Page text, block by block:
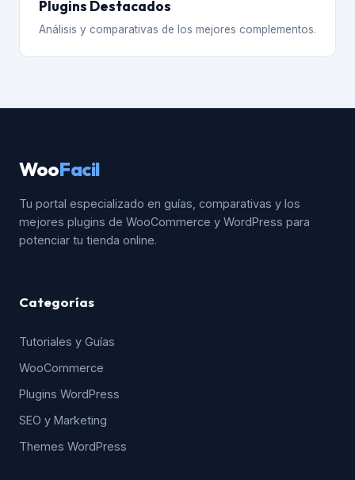
Plugins Destacados
Análisis y comparativas de los mejores complementos.
WooFacil
Tu portal especializado en guías, comparativas y los
mejores plugins de WooCommerce y WordPress para
potenciar tu tienda online.
Categorías
Tutoriales y Guías
WooCommerce
Plugins WordPress
SEO y Marketing
Themes WordPress